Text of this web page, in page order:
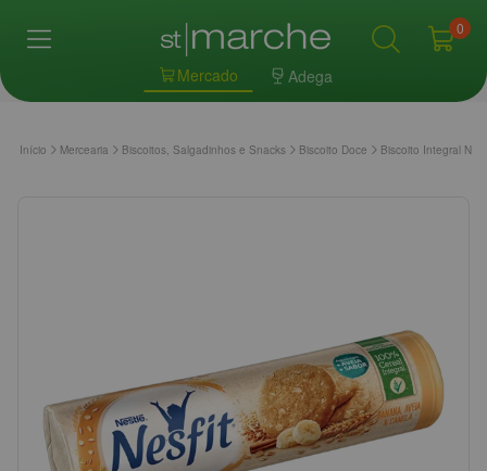
Mercado Adega
0
Início Mercearia Biscoitos, Salgadinhos e Snacks Biscoito Doce Biscoito Integral